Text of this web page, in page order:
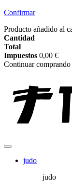
Confirmar
Producto añadido al
Cantidad
Total
Impuestos 0,00 €
Continuar comprando
judo
judo